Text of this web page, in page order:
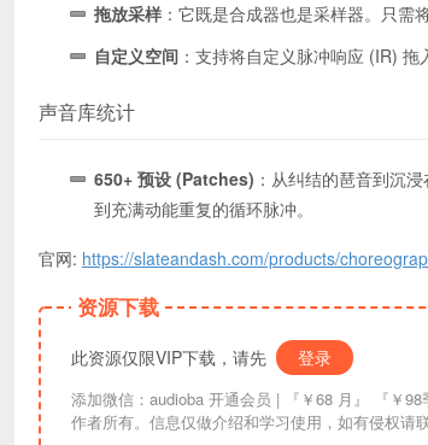
拖放采样 ：它既是合成器也是采样器。只需
自定义空间 ：支持将自定义脉冲响应 (IR) 拖
声音库统计
650+ 预设 (Patches) ：从纠结的琶音到沉
到充满动能重复的循环脉冲。
官网: https://slateandash.com/products/
资源下载
此资源仅限VIP下载，请先 登录
添加微信：audioba 开通会员 | 『￥68 月』 『￥98季度』『￥198年』『￥298终生』| 链接失效请联系更换。资讯信息均来自互联网索引，版权归原
作者所有。信息仅做介绍和学习使用，如有侵权请